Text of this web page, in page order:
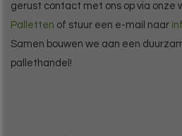
gerust contact met ons op via onze
Palletten of stuur een e-mail naar
Samen bouwen we aan een
pallethandel!